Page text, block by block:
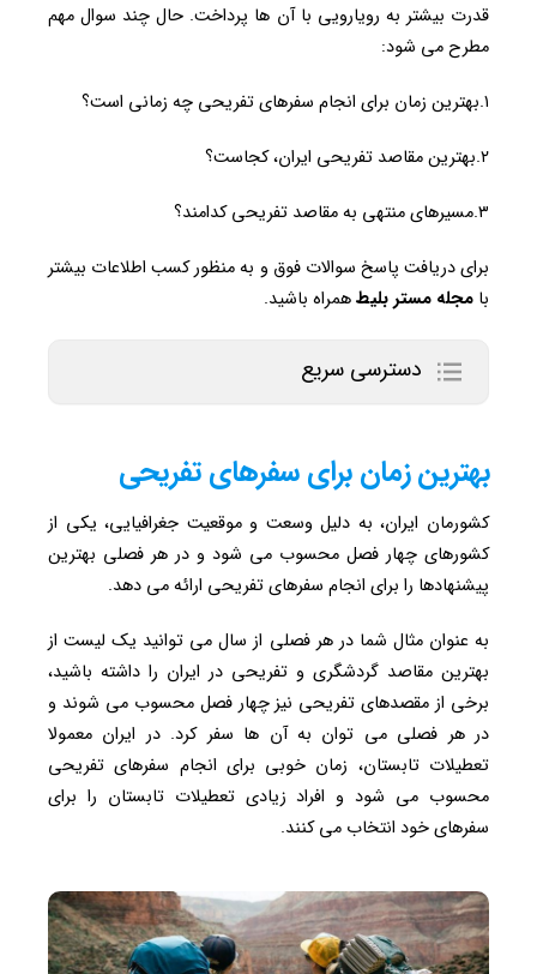
قدرت بیشتر به رویارویی با آن ها پرداخت. حال چند سوال مهم
مطرح می شود:
۱.بهترین زمان برای انجام سفرهای تفریحی چه زمانی است؟
۲.بهترین مقاصد تفریحی ایران، کجاست؟
۳.مسیرهای منتهی به مقاصد تفریحی کدامند؟
برای دریافت پاسخ سوالات فوق و به منظور کسب اطلاعات بیشتر
با مجله مستر بلیطهمراه باشید.
دسترسی سریع
بهترین زمان برای سفرهای تفریحی
کشورمان ایران، به دلیل وسعت و موقعیت جغرافیایی، یکی از
کشورهای چهار فصل محسوب می شود و در هر فصلی بهترین
پیشنهادها را برای انجام سفرهای تفریحی ارائه می دهد.
به عنوان مثال شما در هر فصلی از سال می توانید یک لیست از
بهترین مقاصد گردشگری و تفریحی در ایران را داشته باشید،
برخی از مقصدهای تفریحی نیز چهار فصل محسوب می شوند و
در هر فصلی می توان به آن ها سفر کرد. در ایران معمولا
تعطیلات تابستان، زمان خوبی برای انجام سفرهای تفریحی
محسوب می شود و افراد زیادی تعطیلات تابستان را برای
سفرهای خود انتخاب می کنند.